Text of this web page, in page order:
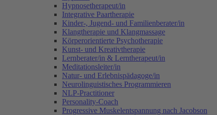
Hypnosetherapeut/in
Integrative Paartherapie
Kinder-, Jugend- und Familienberater/in
Klangtherapie und Klangmassage
Körperorientierte Psychotherapie
Kunst- und Kreativtherapie
Lernberater/in & Lerntherapeut/in
Meditationsleiter/in
Natur- und Erlebnispädagoge/in
Neurolinguistisches Programmieren
NLP-Practitioner
Personality-Coach
Progressive Muskelentspannung nach Jacobson